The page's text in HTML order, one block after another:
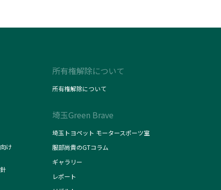
け
所有権解除について
所有権解除について
埼玉Green Brave
埼玉トヨペット モータースポーツ室
服部尚貴のGTコラム
ギャラリー
レポート